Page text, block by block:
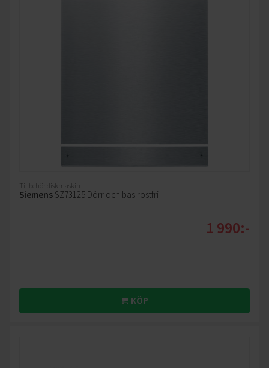
Tillbehör diskmaskin
Siemens SZ73125 Dörr och bas rostfri
1 990:-
KÖP